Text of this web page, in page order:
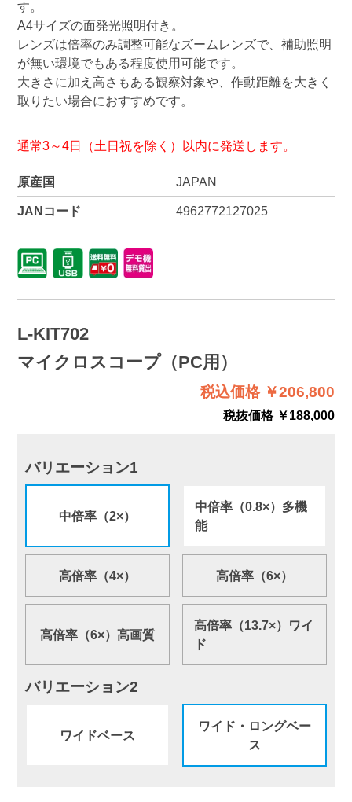
す。
A4サイズの面発光照明付き。
レンズは倍率のみ調整可能なズームレンズで、補助照明
が無い環境でもある程度使用可能です。
大きさに加え高さもある観察対象や、作動距離を大きく
取りたい場合におすすめです。
通常3～4日（土日祝を除く）以内に発送します。
原産国 JAPAN
JANコード 4962772127025
L-KIT702
マイクロスコープ（PC用）
税込価格 ￥206,800
税抜価格 ￥188,000
バリエーション1
中倍率（2×）
中倍率（0.8×）多機
能
高倍率（4×） 高倍率（6×）
高倍率（6×）高画質
高倍率（13.7×）ワイ
ド
バリエーション2
ワイドベース
ワイド・ロングベー
ス